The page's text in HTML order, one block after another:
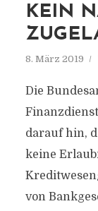
KEIN
8. März 2019
Die
darauf hin,
keine
von